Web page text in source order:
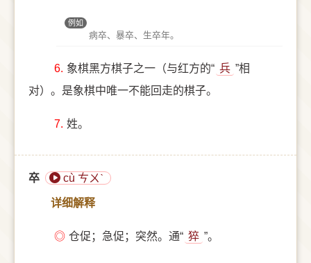
例如
病卒、暴卒、生卒年。
6. 象棋黑方棋子之一（与红方的“ 兵 ”相
对）。是象棋中唯一不能回走的棋子。
7. 姓。
卒 cù ㄘㄨˋ
详细解释
◎ 仓促；急促；突然。通“ 猝 ”。